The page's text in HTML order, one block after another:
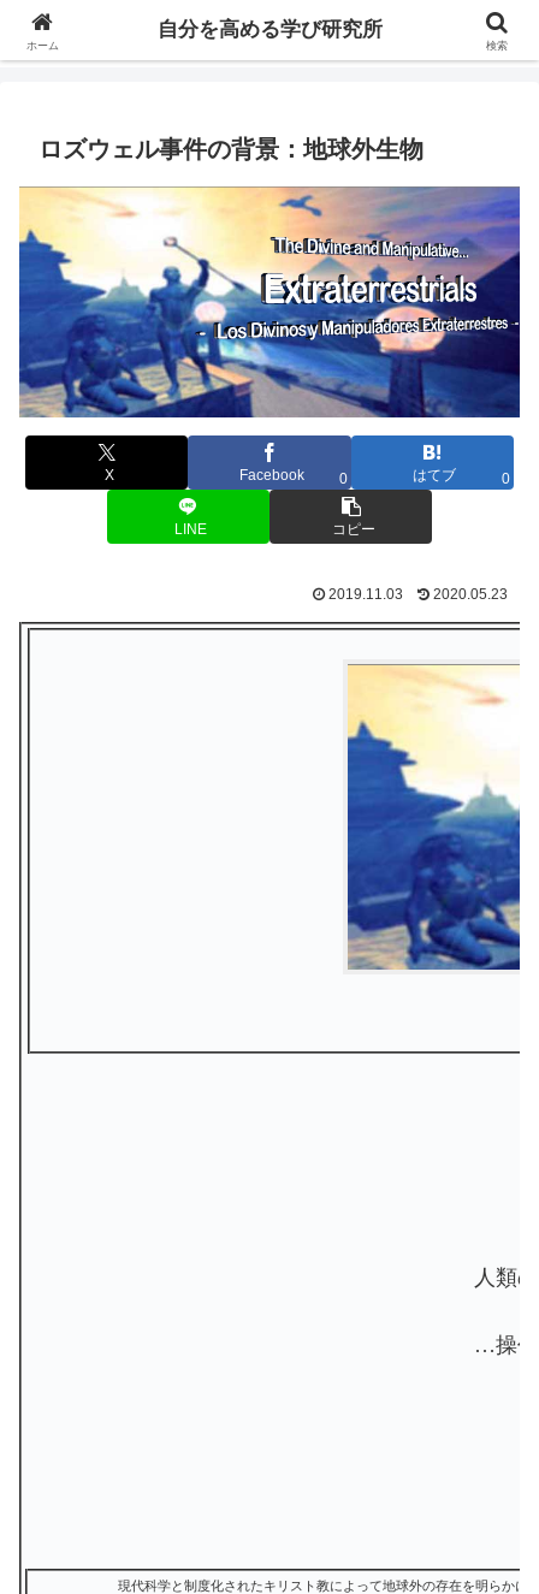
自分の価値を高めるための学びについて研究し、セミナーや情報（ブログ、動
ロズウェル事件の背景：地球外生物
X Facebook 0 はてブ 0
LINE コピー
2019.11.03 2020.05.23
人類の
…操作
現代科学と制度化されたキリスト教によって地球外の存在を明らか
ホーム
自分を高める学び研究所
検索